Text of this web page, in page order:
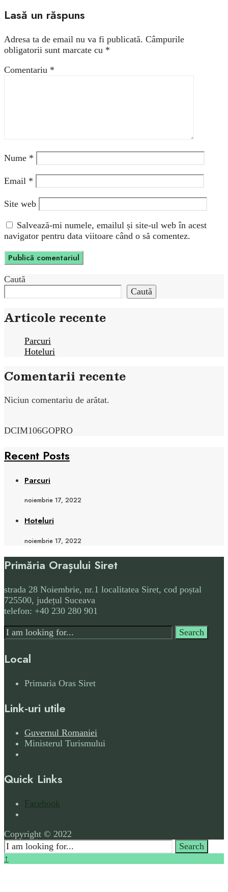
Lasă un răspuns
Adresa ta de email nu va fi publicată. Câmpurile
obligatorii sunt marcate cu *
Comentariu *
Nume *
Email *
Site web
Salvează-mi numele, emailul și site-ul web în acest
navigator pentru data viitoare când o să comentez.
Caută
Caută
Articole recente
Parcuri
Hoteluri
Comentarii recente
Niciun comentariu de arătat.
DCIM106GOPRO
Recent Posts
Parcuri
noiembrie 17, 2022
Hoteluri
noiembrie 17, 2022
Primăria Orașului Siret
strada 28 Noiembrie, nr.1 localitatea Siret, cod poștal
725500, județul Suceava
telefon: +40 230 280 901
Search
for:
Search
Local
Primaria Oras Siret
Link-uri utile
Guvernul Romaniei
Ministerul Turismului
Quick Links
Facebook
Window
Copyright © 2022
Search
for:
Search
Close
↑